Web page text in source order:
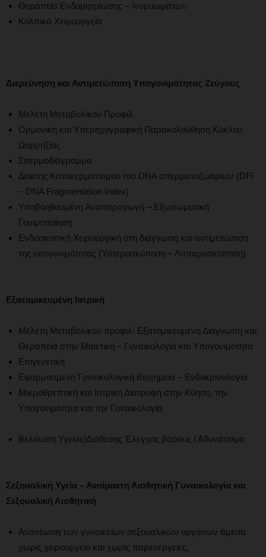
Θεραπεία Ενδομητρίωσης – Ινομυωμάτων
Κολπικά Χειρουργεία
Διερεύνηση και Αντιμετώπιση Υπογονιμότητας Ζεύγους
Μελέτη Μεταβολικού Προφίλ
Ορμονική και Υπερηχογραφική Παρακολούθηση Κύκλου
Ωορρηξίας
Σπερμοδιάγραμμα
Δείκτης Κατακερματισμού του DNA σπερματοζωαρίων (DFI
– DNA Fragmentation Index)
Υποβοηθουμένη Αναπαραγωγή – Εξωσωματική
Γονιμοποίηση
Ενδοσκοπική Χειρουργική στη διάγνωση και αντιμετώπιση
της υπογονιμότητας (Υστεροσκόπηση – Λαπαροσκόπηση)
Εξατομικευμένη Ιατρική
Μελέτη Μεταβολικού προφίλ: Εξατομικευμένη Διάγνωση και
Θεραπεία στην Μαιετική – Γυναικολογία και Υπογονιμότητα
Επιγενετική
Εφαρμοσμένη Γυναικολογική Βιοχημεία – Ενδοκρινολογία
Μικροθρεπτική και Ιατρική Διατροφή στην Κύηση, την
Υπογονιμότητα και την Γυναικολογία
Βελτίωση Υγείας/Διάθεσης Έλεγχος βάρους / Αδυνάτισμα
Σεξουαλική Υγεία – Αναίμακτη Αισθητική Γυναικολογία και
Σεξουαλική Αισθητική
Ανανέωση των γυναικείων σεξουαλικών οργάνων άμεσα
χωρίς χειρουργείο και χωρίς παρενέργειες,